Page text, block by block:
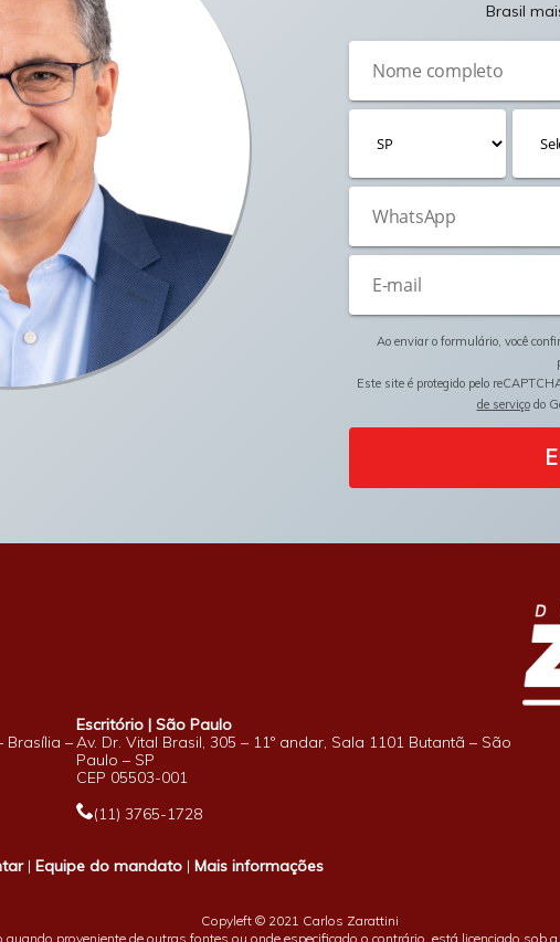
Brasil
Ao enviar o formulário, você
Este site é protegido pelo
de serviçodo
Brasília –
Escritório | São Paulo
Av. Dr. Vital Brasil, 305 – 11º andar, Sala 1101 Butantã – São
Paulo – SP
CEP 05503-001
(11) 3765-1728
|Equipe do mandato |Mais informações
Copyleft © 2021 Carlos Zarattini
quando proveniente de outras fontes ou onde especificado o contrário, está licenciado sob a